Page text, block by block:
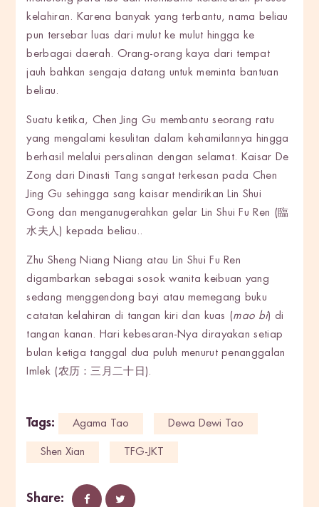
kelahiran. Karena banyak yang terbantu, nama beliau
pun tersebar luas dari mulut ke mulut hingga ke
berbagai daerah. Orang-orang kaya dari tempat
jauh bahkan sengaja datang untuk meminta bantuan
beliau.
Suatu ketika, Chen Jing Gu membantu seorang ratu
yang mengalami kesulitan dalam kehamilannya hingga
berhasil melalui persalinan dengan selamat. Kaisar De
Zong dari Dinasti Tang sangat terkesan pada Chen
Jing Gu sehingga sang kaisar mendirikan Lin Shui
Gong dan menganugerahkan gelar Lin Shui Fu Ren (臨
水夫人) kepada beliau..
Zhu Sheng Niang Niang atau Lin Shui Fu Ren
digambarkan sebagai sosok wanita keibuan yang
sedang menggendong bayi atau memegang buku
catatan kelahiran di tangan kiri dan kuas (mao bi) di
tangan kanan. Hari kebesaran-Nya dirayakan setiap
bulan ketiga tanggal dua puluh menurut penanggalan
Imlek (农历：三月二十日).
Tags: Agama Tao Dewa Dewi Tao
Shen Xian TFG-JKT
Share: